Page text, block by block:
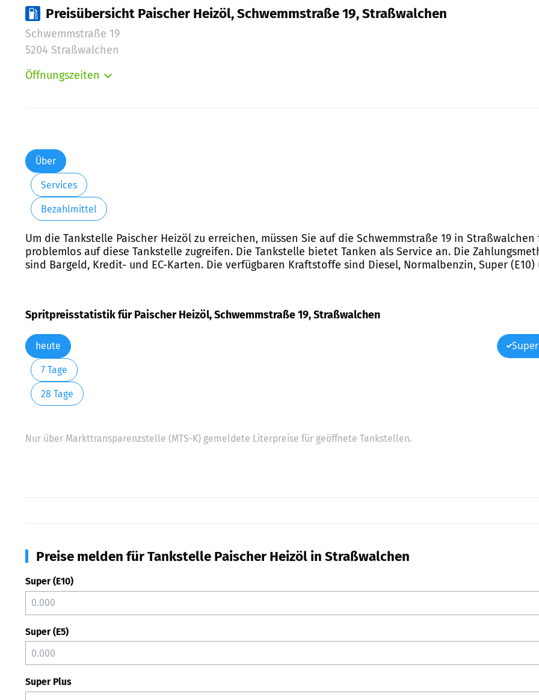
Preisübersicht Paischer Heizöl, Schwemmstraße 19, Straßwalchen
Schwemmstraße 19
5204 Straßwalchen
Öffnungszeiten
Freitag:
Samstag:
Sonntag:
Über
Services
Bezahlmittel
Um die Tankstelle Paischer Heizöl zu erreichen, müssen Sie auf die Schwemmstraße 19 in
problemlos auf diese Tankstelle zugreifen. Die Tankstelle bietet Tanken als Service an. Die
sind Bargeld, Kredit- und EC-Karten. Die verfügbaren Kraftstoffe sind Diesel, Normalbenzin, Super (E10)
Spritpreisstatistik für Paischer Heizöl, Schwemmstraße 19, Straßwalchen
heute
7 Tage
28 Tage
Nur über Markttransparenzstelle (MTS-K) gemeldete Literpreise für geöffnete Tankstellen.
Preise melden für Tankstelle Paischer Heizöl in Straßwalchen
Super (E10)
Super (E5)
Super Plus